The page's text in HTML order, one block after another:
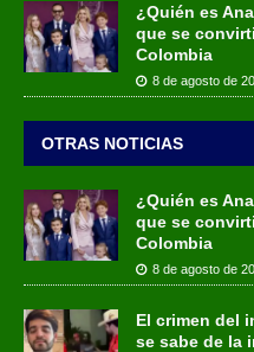
¿Quién es
que se
Colombia
8 de agosto de
OTRAS NOTICIAS
¿Quién es
que se
Colombia
8 de agosto de
El crimen del
se sabe de la